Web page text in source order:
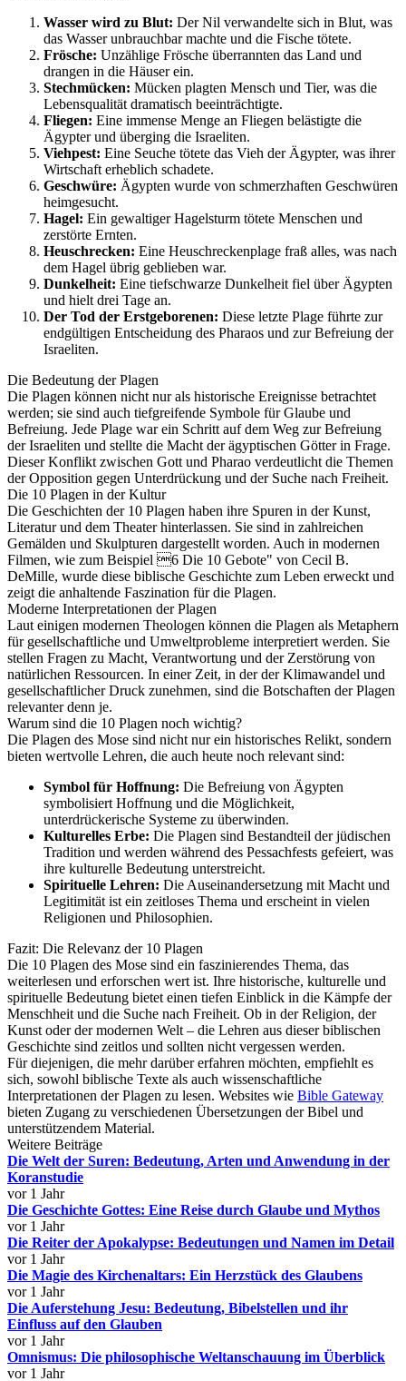
Wasser wird zu Blut: Der Nil verwandelte sich in Blut, was
das Wasser unbrauchbar machte und die Fische tötete.
Frösche: Unzählige Frösche überrannten das Land und
drangen in die Häuser ein.
Stechmücken: Mücken plagten Mensch und Tier, was die
Lebensqualität dramatisch beeinträchtigte.
Fliegen: Eine immense Menge an Fliegen belästigte die
Ägypter und überging die Israeliten.
Viehpest: Eine Seuche tötete das Vieh der Ägypter, was ihrer
Wirtschaft erheblich schadete.
Geschwüre: Ägypten wurde von schmerzhaften Geschwüren
heimgesucht.
Hagel: Ein gewaltiger Hagelsturm tötete Menschen und
zerstörte Ernten.
Heuschrecken: Eine Heuschreckenplage fraß alles, was nach
dem Hagel übrig geblieben war.
Dunkelheit: Eine tiefschwarze Dunkelheit fiel über Ägypten
und hielt drei Tage an.
Der Tod der Erstgeborenen: Diese letzte Plage führte zur
endgültigen Entscheidung des Pharaos und zur Befreiung der
Israeliten.
Die Bedeutung der Plagen
Die Plagen können nicht nur als historische Ereignisse betrachtet
werden; sie sind auch tiefgreifende Symbole für Glaube und
Befreiung. Jede Plage war ein Schritt auf dem Weg zur Befreiung
der Israeliten und stellte die Macht der ägyptischen Götter in Frage.
Dieser Konflikt zwischen Gott und Pharao verdeutlicht die Themen
der Opposition gegen Unterdrückung und der Suche nach Freiheit.
Die 10 Plagen in der Kultur
Die Geschichten der 10 Plagen haben ihre Spuren in der Kunst,
Literatur und dem Theater hinterlassen. Sie sind in zahlreichen
Gemälden und Skulpturen dargestellt worden. Auch in modernen
Filmen, wie zum Beispiel 6 Die 10 Gebote" von Cecil B.
DeMille, wurde diese biblische Geschichte zum Leben erweckt und
zeigt die anhaltende Faszination für die Plagen.
Moderne Interpretationen der Plagen
Laut einigen modernen Theologen können die Plagen als Metaphern
für gesellschaftliche und Umweltprobleme interpretiert werden. Sie
stellen Fragen zu Macht, Verantwortung und der Zerstörung von
natürlichen Ressourcen. In einer Zeit, in der der Klimawandel und
gesellschaftlicher Druck zunehmen, sind die Botschaften der Plagen
relevanter denn je.
Warum sind die 10 Plagen noch wichtig?
Die Plagen des Mose sind nicht nur ein historisches Relikt, sondern
bieten wertvolle Lehren, die auch heute noch relevant sind:
Symbol für Hoffnung: Die Befreiung von Ägypten
symbolisiert Hoffnung und die Möglichkeit,
unterdrückerische Systeme zu überwinden.
Kulturelles Erbe: Die Plagen sind Bestandteil der jüdischen
Tradition und werden während des Pessachfests gefeiert, was
ihre kulturelle Bedeutung unterstreicht.
Spirituelle Lehren: Die Auseinandersetzung mit Macht und
Legitimität ist ein zeitloses Thema und erscheint in vielen
Religionen und Philosophien.
Fazit: Die Relevanz der 10 Plagen
Die 10 Plagen des Mose sind ein faszinierendes Thema, das
weiterlesen und erforschen wert ist. Ihre historische, kulturelle und
spirituelle Bedeutung bietet einen tiefen Einblick in die Kämpfe der
Menschheit und die Suche nach Freiheit. Ob in der Religion, der
Kunst oder der modernen Welt – die Lehren aus dieser biblischen
Geschichte sind zeitlos und sollten nicht vergessen werden.
Für diejenigen, die mehr darüber erfahren möchten, empfiehlt es
sich, sowohl biblische Texte als auch wissenschaftliche
Interpretationen der Plagen zu lesen. Websites wie Bible Gateway
bieten Zugang zu verschiedenen Übersetzungen der Bibel und
unterstützendem Material.
Weitere Beiträge
Die Welt der Suren: Bedeutung, Arten und Anwendung in der
Koranstudie
vor 1 Jahr
Die Geschichte Gottes: Eine Reise durch Glaube und Mythos
vor 1 Jahr
Die Reiter der Apokalypse: Bedeutungen und Namen im Detail
vor 1 Jahr
Die Magie des Kirchenaltars: Ein Herzstück des Glaubens
vor 1 Jahr
Die Auferstehung Jesu: Bedeutung, Bibelstellen und ihr
Einfluss auf den Glauben
vor 1 Jahr
Omnismus: Die philosophische Weltanschauung im Überblick
vor 1 Jahr